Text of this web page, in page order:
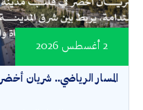
المسار الرياضي.. شريان
2 أغسطس 2026